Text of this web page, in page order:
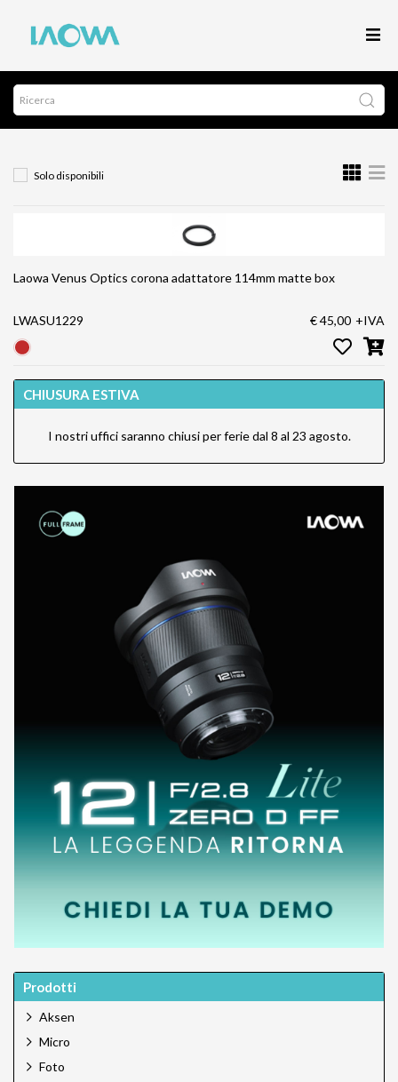
Solo disponibili
Laowa Venus Optics corona adattatore 114mm matte box
LWASU1229 € 45,00 +IVA
CHIUSURA ESTIVA
I nostri uffici saranno chiusi per ferie dal 8 al 23 agosto.
Prodotti
Aksen
Micro
Foto